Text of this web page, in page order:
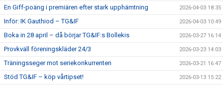
En Giff-poäng i premiären efter stark upphämtning 2026-04-03 18:35
Inför: IK Gauthiod – TG&IF 2026-04-03 10:49
Boka in 28 april – då börjar TG&IF:s Bollekis 2026-03-27 16:14
Provkväll föreningskläder 24/3 2026-03-23 14:03
Träningsseger mot seriekonkurrenten 2026-03-21 16:47
Stöd TG&IF – köp vårtipset! 2026-03-13 15:22